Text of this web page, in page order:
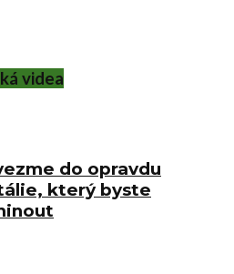
videa
do opravdu
který byste